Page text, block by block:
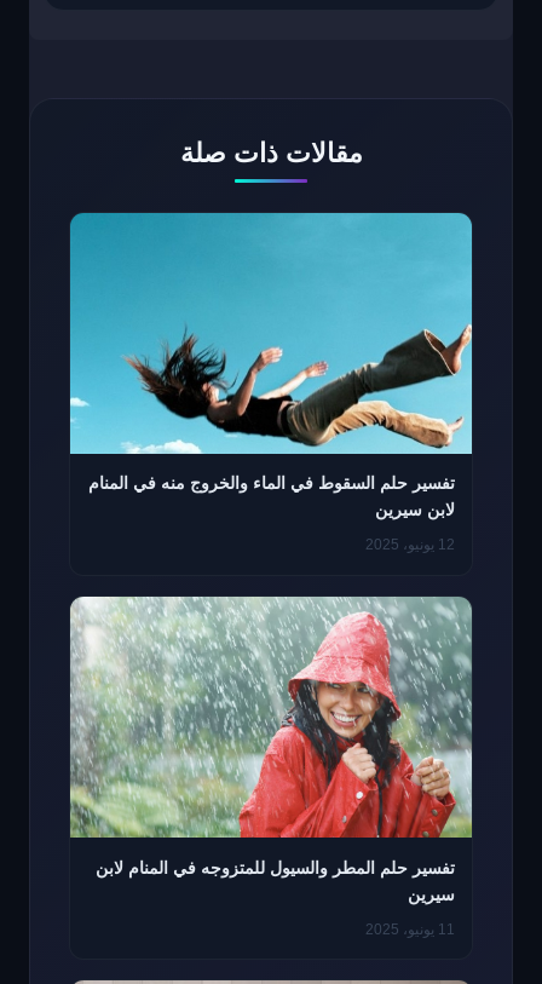
مقالات ذات صلة
تفسير حلم السقوط في الماء والخروج منه في المنام
لابن سيرين
12 يونيو، 2025
تفسير حلم المطر والسيول للمتزوجه في المنام لابن
سيرين
11 يونيو، 2025